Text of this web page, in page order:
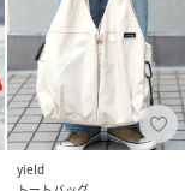
yield